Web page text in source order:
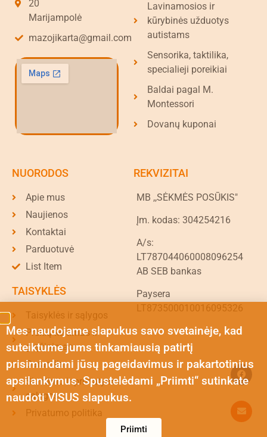
20
Marijampolė
mazojikarta@gmail.com
Lavinamosios ir
kūrybinės užduotys
autistams
Sensorika, taktilika,
specialieji poreikiai
Baldai pagal M.
Montessori
Dovanų kuponai
NUORODOS
Apie mus
Naujienos
Kontaktai
Parduotuvė
List Item
TAISYKLĖS
Taisyklės ir sąlygos
Prekių keitimas ir
grąžinimas
Garantija
Siuntimo ir pristatymo
sąlygos
Privatumo politika
REKVIZITAI
MB ,,SĖKMĖS POSŪKIS"
Įm. kodas: 304254216
A/s:
LT787044060008096254
AB SEB bankas
Paysera
LT873500010016095326
Mes naudojame slapukus savo svetainėje, kad
suteiktume jums tinkamiausią patirtį
prisimindami jūsų pageidavimus ir pakartotinius
apsilankymus. Spustelėdami „Priimti“ sutinkate
naudoti VISUS slapukus.
Priimti